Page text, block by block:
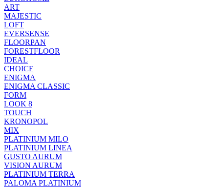
ART
MAJESTIC
LOFT
EVERSENSE
FLOORPAN
FORESTFLOOR
IDEAL
CHOICE
ENIGMA
ENIGMA CLASSIC
FORM
LOOK 8
TOUCH
KRONOPOL
MIX
PLATINIUM MILO
PLATINIUM LINEA
GUSTO AURUM
VISION AURUM
PLATINIUM TERRA
PALOMA PLATINIUM